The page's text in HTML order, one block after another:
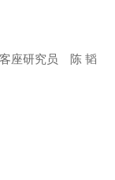
座研究员 陈 韬